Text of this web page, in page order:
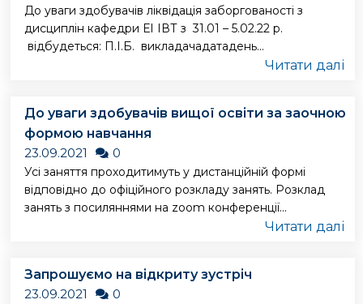
До уваги здобувачів ліквідація заборгованості з
дисциплін кафедри ЕІ ІВТ з 31.01 – 5.02.22 р.
відбудеться: П.І.Б. викладачадатадень...
Читати далі
До уваги здобувачів вищої освіти за заочною
формою навчання
23.09.2021
0
Усі заняття проходитимуть у дистанційній формі
відповідно до офіційного розкладу занять. Розклад
занять з посиляннями на zoom конференції...
Читати далі
Запрошуємо на відкриту зустріч
23.09.2021
0